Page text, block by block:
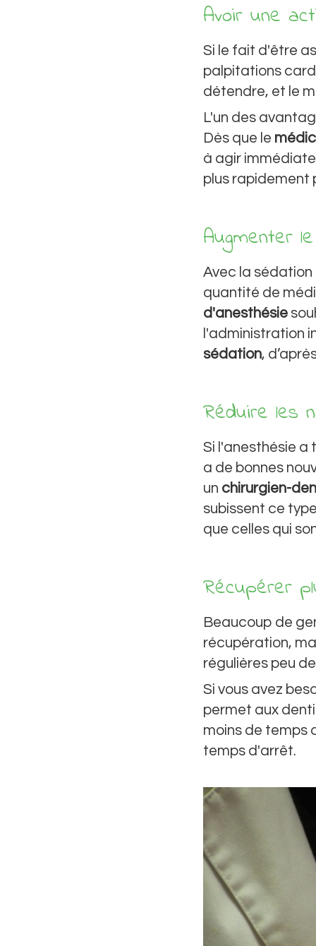
Avoir une
Si le fait d'être
palpitations
détendre, et le
L'un des
Dès que le
à agir
plus rapidement
Augmenter
Avec la sédation
quantité de
d'anesthésie
l'administration
sédation,
Réduire les
Si l'anesthésie a
a de bonnes
un chirurgien-
subissent ce
que celles qui
Récupérer
Beaucoup de
récupération,
régulières peu
Si vous avez
permet aux
moins de temps
temps d'arrêt.